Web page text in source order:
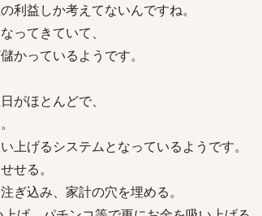
利益しか考えてないんですね。
ってきていて、
かっているようです。
がほとんどで、
上げるシステムとなっているようです。
せる。
ぎ込み、家計の穴を埋める。